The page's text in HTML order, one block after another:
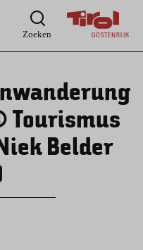
Zoeken
Tourismus
Belder